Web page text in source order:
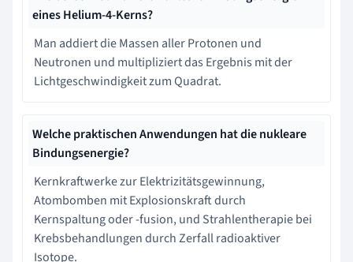
eines Helium-4-Kerns?
Man addiert die Massen aller Protonen und
Neutronen und multipliziert das Ergebnis mit der
Lichtgeschwindigkeit zum Quadrat.
Welche praktischen Anwendungen hat die nukleare
Bindungsenergie?
Kernkraftwerke zur Elektrizitätsgewinnung,
Atombomben mit Explosionskraft durch
Kernspaltung oder -fusion, und Strahlentherapie bei
Krebsbehandlungen durch Zerfall radioaktiver
Isotope.